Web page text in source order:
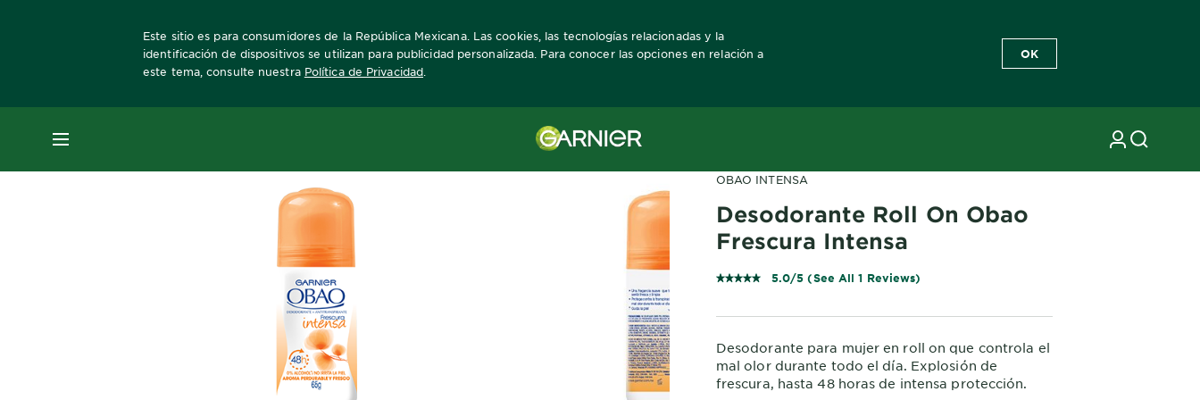
Este sitio es para consumidores de la República Mexicana. Las cookies, las tecnologías relacionadas y la
identificación de dispositivos se utilizan para publicidad personalizada. Para conocer las opciones en relación a
este tema, consulte nuestra Política de Privacidad
OK
MENÚ
OBAO INTENSA
Desodorante Roll On Obao
Frescura Intensa
5.0/5 (See All 1 Reviews)
Desodorante para mujer en roll on que controla el
mal olor durante todo el día. Explosión de
frescura, hasta 48 horas de intensa protección.